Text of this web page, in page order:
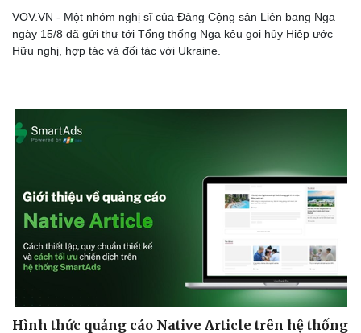
VOV.VN - Một nhóm nghị sĩ của Đảng Cộng sản Liên bang Nga
ngày 15/8 đã gửi thư tới Tổng thống Nga kêu gọi hủy Hiệp ước
Hữu nghị, hợp tác và đối tác với Ukraine.
Hình thức quảng cáo Native Article trên hệ thống